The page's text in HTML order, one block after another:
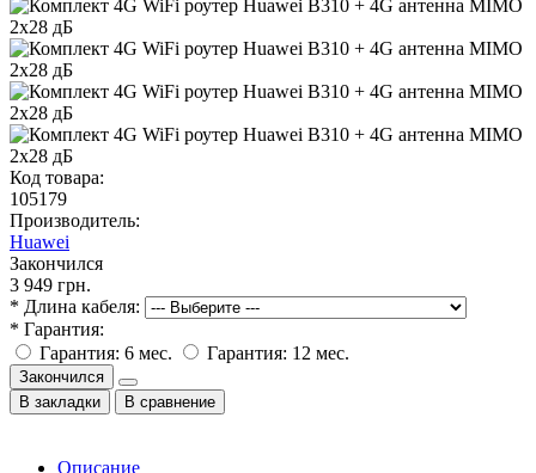
Код товара:
105179
Производитель:
Huawei
Закончился
3 949 грн.
* Длина кабеля:
* Гарантия:
Гарантия: 6 мес.
Гарантия: 12 мес.
Закончился
В закладки
В сравнение
Описание